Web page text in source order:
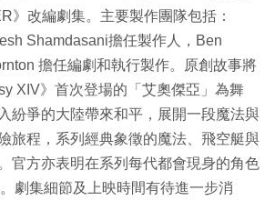
》改編劇集。主要製作團隊包括：
Shamdasani擔任製作人，Ben
擔任編劇和執行製作。原創故事將
XIV》首次登場的「艾奧傑亞」為舞
紛爭的大陸帶來和平，展開一段魔法與
旅程，系列經典象徵的魔法、飛空艇與
官方亦表明在系列每代都會現身的角色
劇集細節及上映時間有待進一步消